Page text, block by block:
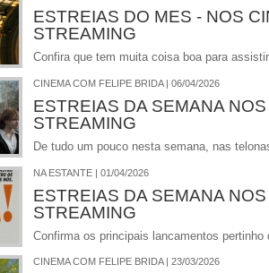
ESTREIAS DO MES - NOS
STREAMING
Confira que tem muita coisa boa para assistir
CINEMA COM FELIPE BRIDA | 06/04/2026
ESTREIAS DA SEMANA
STREAMING
De tudo um pouco nesta semana, nas
NA ESTANTE | 01/04/2026
ESTREIAS DA SEMANA
STREAMING
Confirma os principais lancamentos
CINEMA COM FELIPE BRIDA | 23/03/2026